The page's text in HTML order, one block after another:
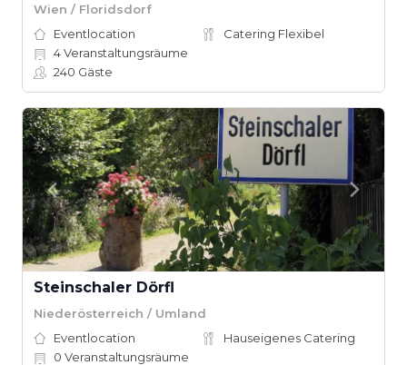
Wien / Floridsdorf
Eventlocation
Catering Flexibel
4Veranstaltungsräume
240 Gäste
Steinschaler Dörfl
Niederösterreich / Umland
Eventlocation
Hauseigenes Catering
0 Veranstaltungsräume